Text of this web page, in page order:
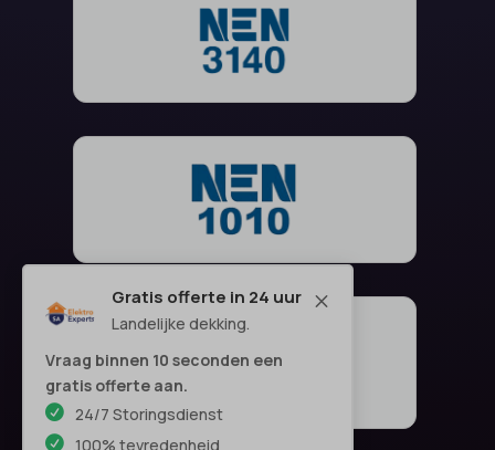
M
Gratis offerte in 24 uur
Landelijke dekking.
Vraag binnen 10 seconden een
gratis offerte aan.
24/7 Storingsdienst
100% tevredenheid